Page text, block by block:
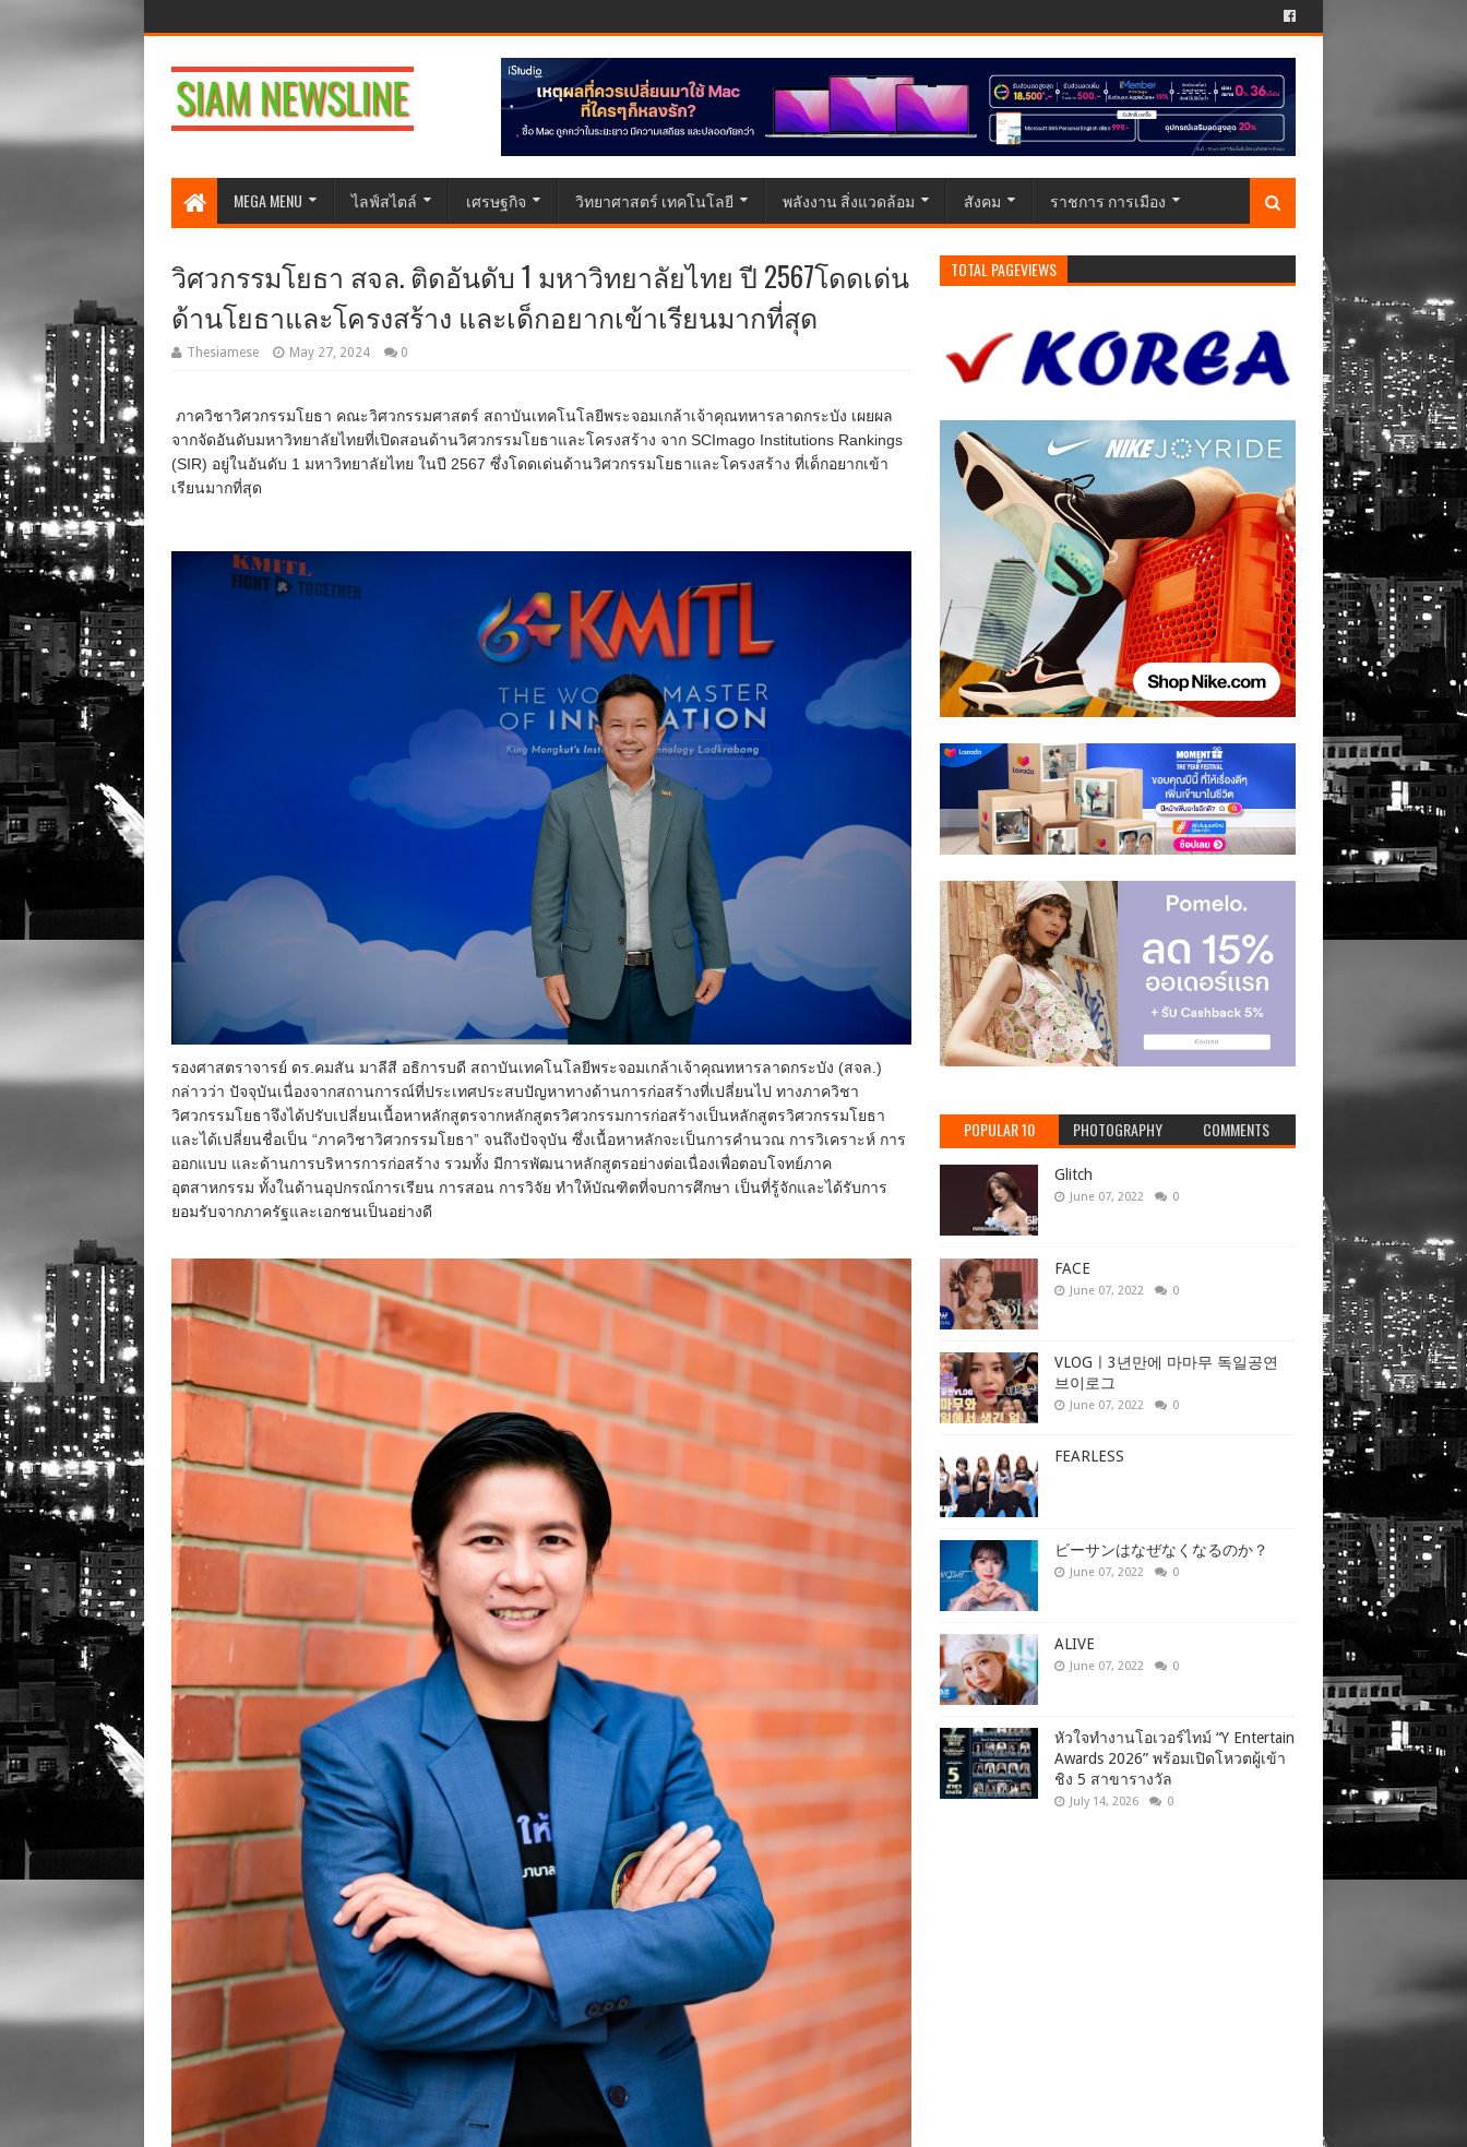
MEGA MENU ไลฟ์สไตล์ เศรษฐกิจ วิทยาศาสตร์ เทคโนโลยี พลังงาน สิ่งแวดล้อม สังคม ราชการ การเมือง
วิศวกรรมโยธา สจล. ติดอันดับ 1 มหาวิทยาลัยไทย ปี 2567โดดเด่น
ด้านโยธาและโครงสร้าง และเด็กอยากเข้าเรียนมากที่สุด
Thesiamese May 27, 2024 0
ภาควิชาวิศวกรรมโยธา คณะวิศวกรรมศาสตร์ สถาบันเทคโนโลยีพระจอมเกล้าเจ้าคุณทหารลาดกระบัง เผยผล
จากจัดอันดับมหาวิทยาลัยไทยที่เปิดสอนด้านวิศวกรรมโยธาและโครงสร้าง จาก SCImago Institutions Rankings
(SIR) อยู่ในอันดับ 1 มหาวิทยาลัยไทย ในปี 2567 ซึ่งโดดเด่นด้านวิศวกรรมโยธาและโครงสร้าง ที่เด็กอยากเข้า
เรียนมากที่สุด
รองศาสตราจารย์ ดร.คมสัน มาลีสี อธิการบดี สถาบันเทคโนโลยีพระจอมเกล้าเจ้าคุณทหารลาดกระบัง (สจล.)
กล่าวว่า ปัจจุบันเนื่องจากสถานการณ์ที่ประเทศประสบปัญหาทางด้านการก่อสร้างที่เปลี่ยนไป ทางภาควิชา
วิศวกรรมโยธาจึงได้ปรับเปลี่ยนเนื้อหาหลักสูตรจากหลักสูตรวิศวกรรมการก่อสร้างเป็นหลักสูตรวิศวกรรมโยธา
และได้เปลี่ยนชื่อเป็น “ภาควิชาวิศวกรรมโยธา” จนถึงปัจจุบัน ซึ่งเนื้อหาหลักจะเป็นการคำนวณ การวิเคราะห์ การ
ออกแบบ และด้านการบริหารการก่อสร้าง รวมทั้ง มีการพัฒนาหลักสูตรอย่างต่อเนื่องเพื่อตอบโจทย์ภาค
อุตสาหกรรม ทั้งในด้านอุปกรณ์การเรียน การสอน การวิจัย ทําให้บัณฑิตที่จบการศึกษา เป็นที่รู้จักและได้รับการ
ยอมรับจากภาครัฐและเอกชนเป็นอย่างดี
TOTAL PAGEVIEWS
POPULAR 10 PHOTOGRAPHY COMMENTS
Glitch
June 07, 2022 0
FACE
June 07, 2022 0
VLOGㅣ3년만에 마마무 독일공연
브이로그
June 07, 2022 0
FEARLESS
ビーサンはなぜなくなるのか？
June 07, 2022 0
ALIVE
June 07, 2022 0
หัวใจทำงานโอเวอร์ไทม์ “Y Entertain
Awards 2026” พร้อมเปิดโหวตผู้เข้า
ชิง 5 สาขารางวัล
July 14, 2026 0